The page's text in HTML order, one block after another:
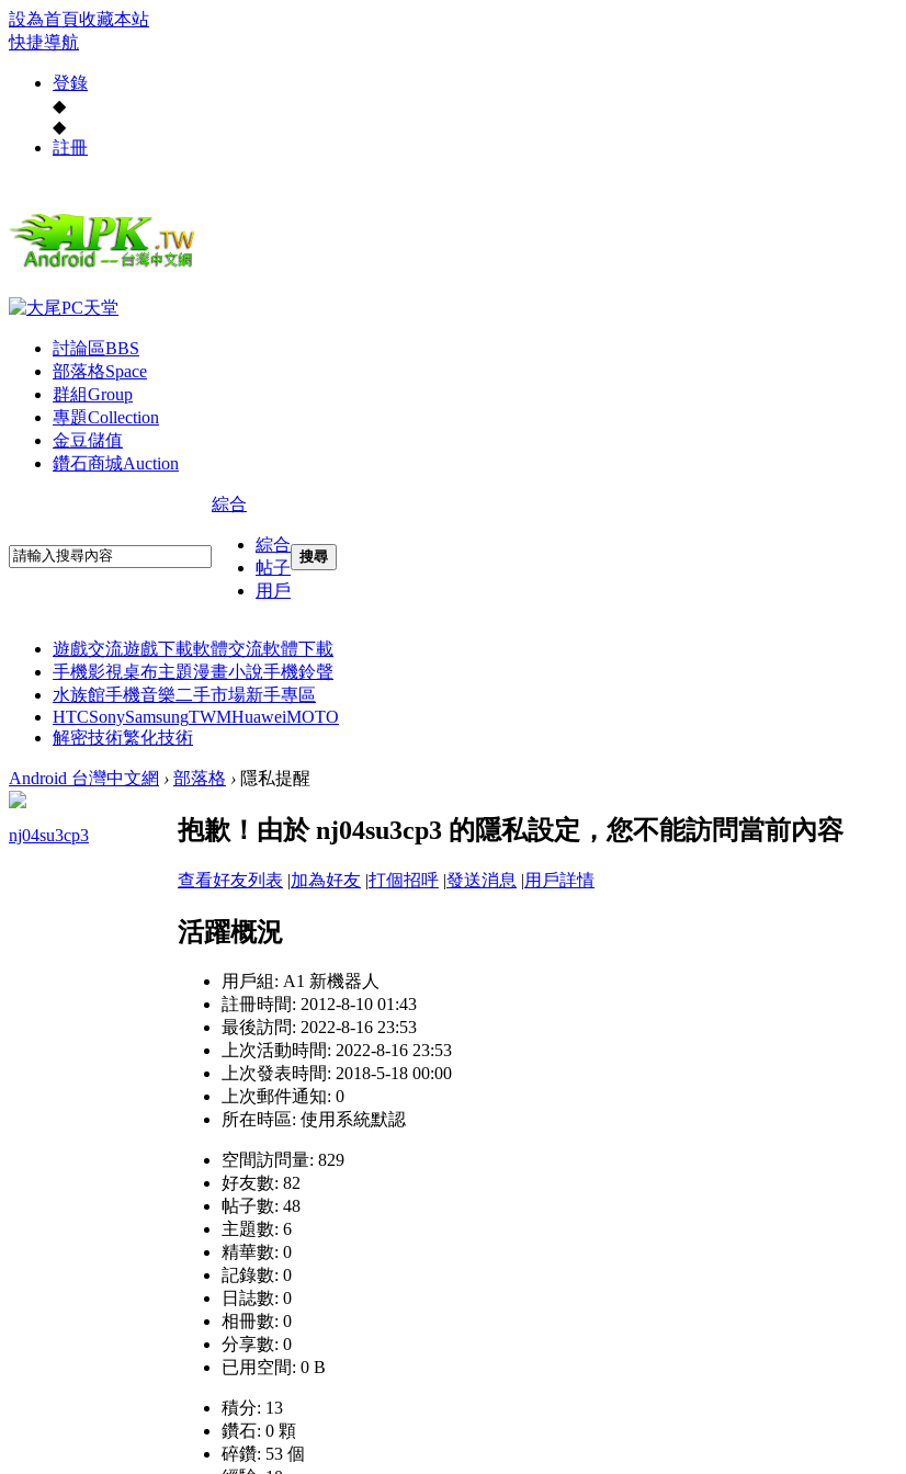
設為首頁收藏本站
快捷導航
登錄
◆
◆
註冊
討論區BBS
部落格Space
群組Group
專題Collection
金豆儲值
鑽石商城Auction
綜合
綜合
帖子
用戶
搜尋
遊戲交流遊戲下載軟體交流軟體下載
手機影視桌布主題漫畫小說手機鈴聲
水族館手機音樂二手市場新手專區
HTCSonySamsungTWMHuaweiMOTO
解密技術繁化技術
Android 台灣中文網 › 部落格 › 隱私提醒
nj04su3cp3 抱歉！由於 nj04su3cp3 的隱私設定，您不能訪問當前內容
查看好友列表 |加為好友 |打個招呼 |發送消息 |用戶詳情
活躍概況
用戶組: A1 新機器人
註冊時間: 2012-8-10 01:43
最後訪問: 2022-8-16 23:53
上次活動時間: 2022-8-16 23:53
上次發表時間: 2018-5-18 00:00
上次郵件通知: 0
所在時區: 使用系統默認
空間訪問量: 829
好友數: 82
帖子數: 48
主題數: 6
精華數: 0
記錄數: 0
日誌數: 0
相冊數: 0
分享數: 0
已用空間: 0 B
積分: 13
鑽石: 0 顆
碎鑽: 53 個